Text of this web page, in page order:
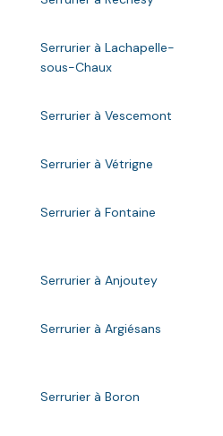
Serrurier à Lachapelle-
sous-Chaux
Serrurier à Vescemont
Serrurier à Vétrigne
Serrurier à Fontaine
Serrurier à Anjoutey
Serrurier à Argiésans
Serrurier à Boron